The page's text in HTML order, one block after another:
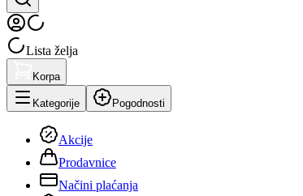
Lista želja
Korpa
Kategorije Pogodnosti
Akcije
Prodavnice
Načini plaćanja